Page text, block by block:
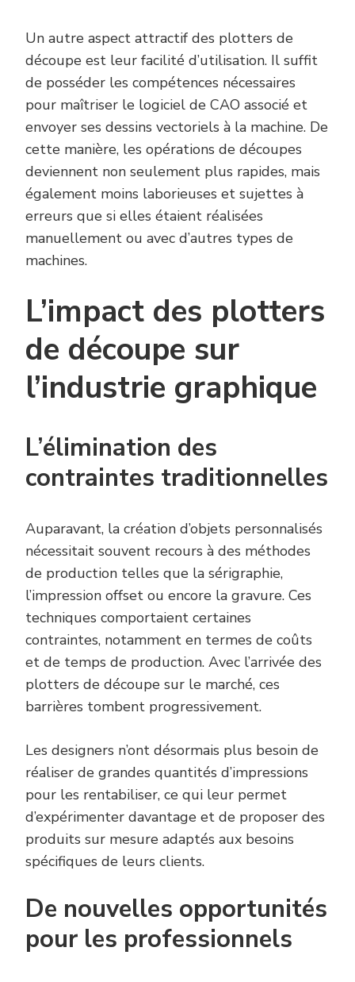
Un autre aspect attractif des plotters de
découpe est leur facilité d’utilisation. Il suffit
de posséder les compétences nécessaires
pour maîtriser le logiciel de CAO associé et
envoyer ses dessins vectoriels à la machine. De
cette manière, les opérations de découpes
deviennent non seulement plus rapides, mais
également moins laborieuses et sujettes à
erreurs que si elles étaient réalisées
manuellement ou avec d’autres types de
machines.
L’impact des plotters
de découpe sur
l’industrie graphique
L’élimination des
contraintes traditionnelles
Auparavant, la création d’objets personnalisés
nécessitait souvent recours à des méthodes
de production telles que la sérigraphie,
l’impression offset ou encore la gravure. Ces
techniques comportaient certaines
contraintes, notamment en termes de coûts
et de temps de production. Avec l’arrivée des
plotters de découpe sur le marché, ces
barrières tombent progressivement.
Les designers n’ont désormais plus besoin de
réaliser de grandes quantités d’impressions
pour les rentabiliser, ce qui leur permet
d’expérimenter davantage et de proposer des
produits sur mesure adaptés aux besoins
spécifiques de leurs clients.
De nouvelles opportunités
pour les professionnels